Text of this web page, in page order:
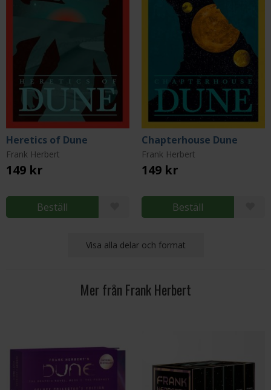
Heretics of Dune
Frank Herbert
149 kr
Beställ
Chapterhouse Dune
Frank Herbert
149 kr
Beställ
Visa alla delar och format
Mer från Frank Herbert